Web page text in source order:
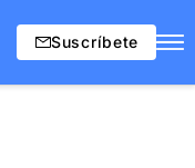
Suscríbete